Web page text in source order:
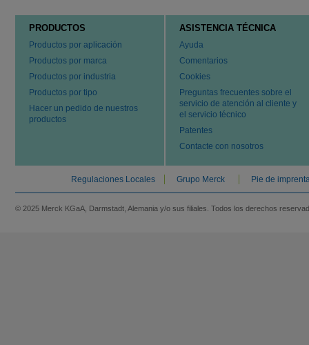
PRODUCTOS
Productos por aplicación
Productos por marca
Productos por industria
Productos por tipo
Hacer un pedido de nuestros
productos
ASISTENCIA TÉCNICA
Ayuda
Comentarios
Cookies
Preguntas frecuentes sobre el
servicio de atención al cliente y
el servicio técnico
Patentes
Contacte con nosotros
Regulaciones Locales Grupo Merck Pie de
© 2025 Merck KGaA, Darmstadt, Alemania y/o sus filiales. Todos los derechos